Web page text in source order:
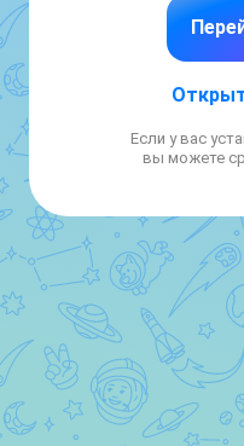
Если у вас
вы можете